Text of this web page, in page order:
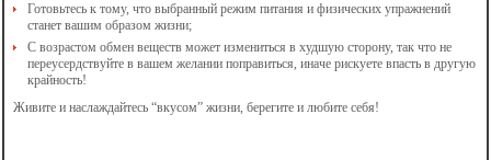
Готовьтесь к тому, что выбранный режим питания и физических упражнений
станет вашим образом жизни;
С возрастом обмен веществ может измениться в худшую сторону, так что не
переусердствуйте в вашем желании поправиться, иначе рискуете впасть в другую
крайность!
Живите и наслаждайтесь “вкусом” жизни, берегите и любите себя!